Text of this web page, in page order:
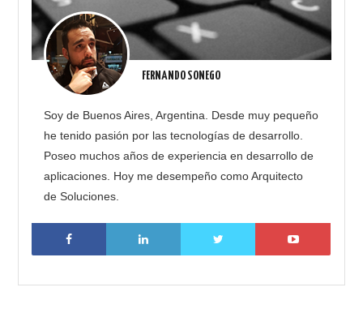
FERNANDO SONEGO
Soy de Buenos Aires, Argentina. Desde muy pequeño
he tenido pasión por las tecnologías de desarrollo.
Poseo muchos años de experiencia en desarrollo de
aplicaciones. Hoy me desempeño como Arquitecto
de Soluciones.